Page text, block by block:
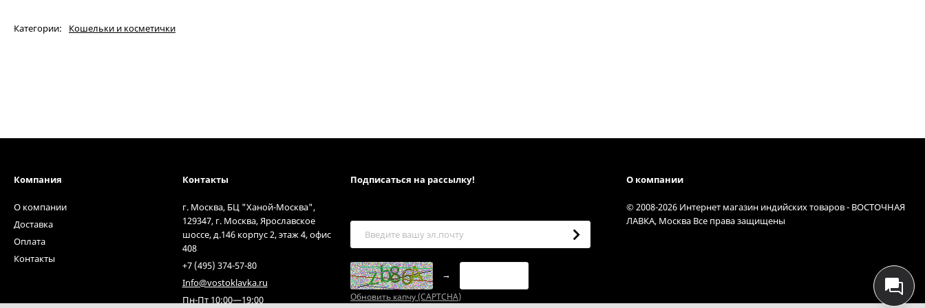
Категории: Кошельки и косметички
Компания
О компании
Доставка
Оплата
Контакты
Контакты
г. Москва, БЦ "Ханой-Москва",
129347, г. Москва, Ярославское
шоссе, д.146 корпус 2, этаж 4, офис
408
+7 (495) 374-57-80
Info@vostoklavka.ru
Пн-Пт 10:00—19:00
Подписаться на рассылкy!
→
Обновить капчу (CAPTCHA)
О компании
© 2008-2026 Интернет магазин индийских товаров - ВОСТОЧНАЯ
ЛАВКА, Москва Все права защищены